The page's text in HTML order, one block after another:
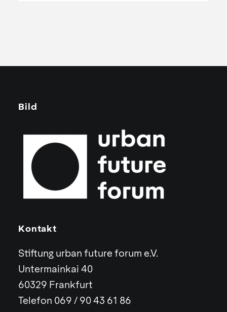
Bild
Kontakt
Stiftung urban future forum e.V.
Untermainkai 40
60329 Frankfurt
Telefon 069 / 90 43 61 86